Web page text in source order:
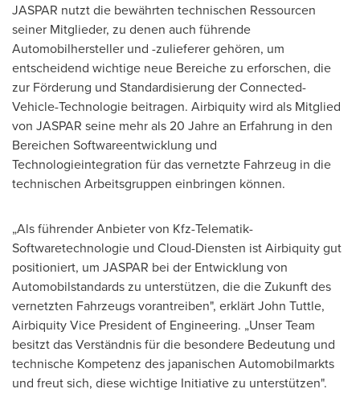
JASPAR nutzt die bewährten technischen Ressourcen
seiner Mitglieder, zu denen auch führende
Automobilhersteller und -zulieferer gehören, um
entscheidend wichtige neue Bereiche zu erforschen, die
zur Förderung und Standardisierung der Connected-
Vehicle-Technologie beitragen. Airbiquity wird als Mitglied
von JASPAR seine mehr als 20 Jahre an Erfahrung in den
Bereichen Softwareentwicklung und
Technologieintegration für das vernetzte Fahrzeug in die
technischen Arbeitsgruppen einbringen können.
„Als führender Anbieter von Kfz-Telematik-
Softwaretechnologie und Cloud-Diensten ist Airbiquity gut
positioniert, um JASPAR bei der Entwicklung von
Automobilstandards zu unterstützen, die die Zukunft des
vernetzten Fahrzeugs vorantreiben", erklärtJohn Tuttle,
Airbiquity Vice President of Engineering. „Unser Team
besitzt das Verständnis für die besondere Bedeutung und
technische Kompetenz des japanischen Automobilmarkts
und freut sich, diese wichtige Initiative zu unterstützen".